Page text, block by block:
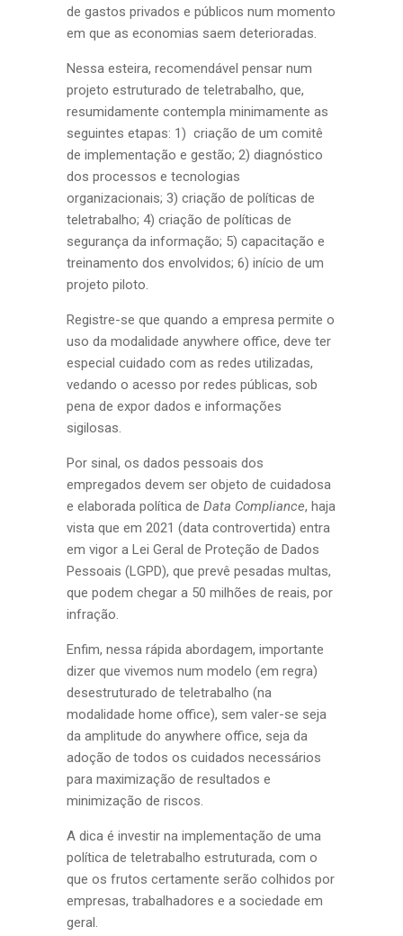
de gastos privados e públicos num momento
em que as economias saem deterioradas.
Nessa esteira, recomendável pensar num
projeto estruturado de teletrabalho, que,
resumidamente contempla minimamente as
seguintes etapas: 1) criação de um comitê
de implementação e gestão; 2) diagnóstico
dos processos e tecnologias
organizacionais; 3) criação de políticas de
teletrabalho; 4) criação de políticas de
segurança da informação; 5) capacitação e
treinamento dos envolvidos; 6) início de um
projeto piloto.
Registre-se que quando a empresa permite o
uso da modalidade anywhere office, deve ter
especial cuidado com as redes utilizadas,
vedando o acesso por redes públicas, sob
pena de expor dados e informações
sigilosas.
Por sinal, os dados pessoais dos
empregados devem ser objeto de cuidadosa
e elaborada política de Data Compliance, haja
vista que em 2021 (data controvertida) entra
em vigor a Lei Geral de Proteção de Dados
Pessoais (LGPD), que prevê pesadas multas,
que podem chegar a 50 milhões de reais, por
infração.
Enfim, nessa rápida abordagem, importante
dizer que vivemos num modelo (em regra)
desestruturado de teletrabalho (na
modalidade home office), sem valer-se seja
da amplitude do anywhere office, seja da
adoção de todos os cuidados necessários
para maximização de resultados e
minimização de riscos.
A dica é investir na implementação de uma
política de teletrabalho estruturada, com o
que os frutos certamente serão colhidos por
empresas, trabalhadores e a sociedade em
geral.